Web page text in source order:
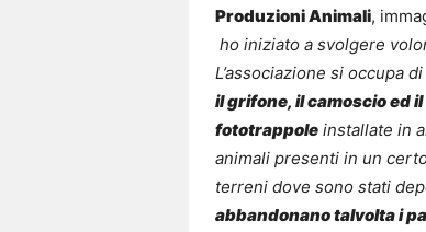
Produzioni Animali,
ho iniziato a svolgere
L’associazione si occupa
il grifone, il camoscio ed
fototrappole installate in
animali presenti in un
terreni dove sono stati
abbandonano talvolta i